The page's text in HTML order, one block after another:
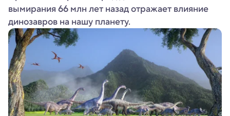
вымирания 66 млн лет назад отражает влияние
динозавров на нашу планету.